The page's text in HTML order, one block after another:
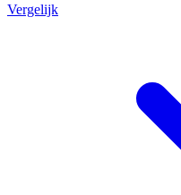
Vergelijk